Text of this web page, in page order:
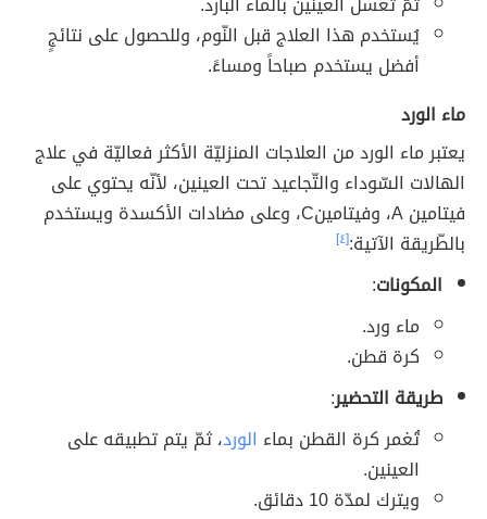
يُستخدم هذا العلاج قبل النّوم، وللحصول على نتائجٍ
أفضل يستخدم صباحاً ومساءً.
ماء الورد
يعتبر ماء الورد من العلاجات المنزليّة الأكثر فعاليّة في علاج
الهالات السّوداء والتّجاعيد تحت العينين، لأنّه يحتوي على
فيتامين A، وفيتامينC، وعلى مضادات الأكسدة ويستخدم
بالطّريقة الآتية:[٤]
المكونات:
ماء ورد.
كرة قطن.
طريقة التحضير:
تُغمر كرة القطن بماء الورد، ثمّ يتم تطبيقه على
العينين.
ويترك لمدّة 10 دقائق.